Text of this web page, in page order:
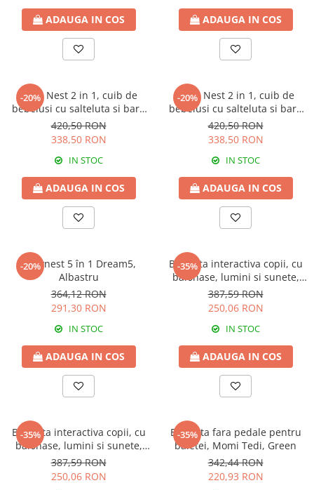
ADAUGA IN COS ADAUGA IN COS
-20%
Baby Nest 2 in 1, cuib de
bebelusi cu salteluta si bara
de jucarii detasabila,
Turquoise
420,50 RON
338,50 RON
IN STOC
ADAUGA IN COS
-20%
Baby Nest 2 in 1, cuib de
bebelusi cu salteluta si bara
de jucarii detasabila, Grey
420,50 RON
338,50 RON
IN STOC
ADAUGA IN COS
-20%
Babynest 5 în 1 Dream5,
Albastru
364,12 RON
291,30 RON
IN STOC
ADAUGA IN COS
-35%
Bicicleta interactiva copii, cu
balonase, lumini si sunete,
Pink
387,59 RON
250,06 RON
IN STOC
ADAUGA IN COS
-35%
Bicicleta interactiva copii, cu
balonase, lumini si sunete,
Green
387,59 RON
250,06 RON
-35%
Bicicleta fara pedale pentru
baietei, Momi Tedi, Green
342,44 RON
220,93 RON